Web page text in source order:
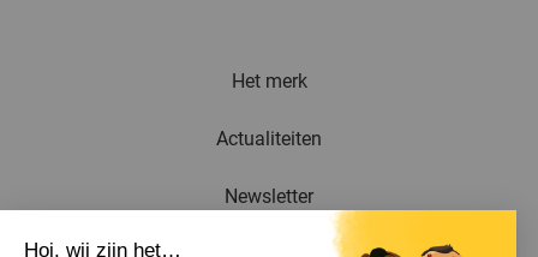
Het merk
Actualiteiten
Newsletter
Hoi, wij zijn het…